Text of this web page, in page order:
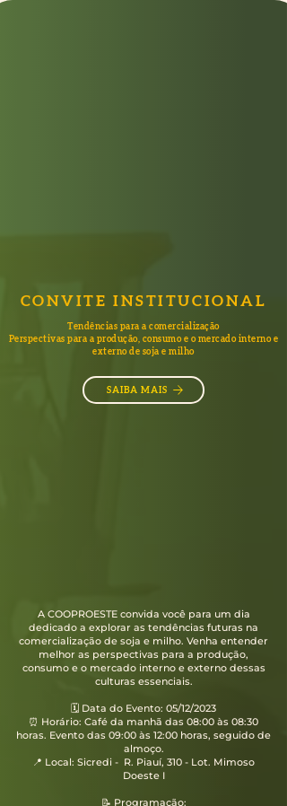
CONVITE INSTITUCIONAL
Tendências para a comercialização
Perspectivas para a produção, consumo e o mercado interno e
externo de soja e milho
SAIBA MAIS
A COOPROESTE convida você para um dia
dedicado a explorar as tendências futuras na
comercialização de soja e milho. Venha entender
melhor as perspectivas para a produção,
consumo e o mercado interno e externo dessas
culturas essenciais.
🗓 Data do Evento: 05/12/2023
⏰ Horário: Café da manhã das 08:00 às 08:30
horas. Evento das 09:00 às 12:00 horas, seguido de
almoço.
📍 Local: Sicredi - R. Piauí, 310 - Lot. Mimoso
Doeste I
📝 Programação: